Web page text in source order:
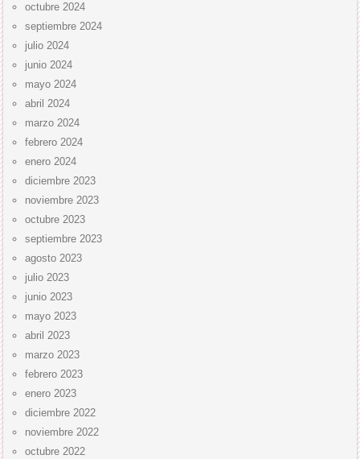
octubre 2024
septiembre 2024
julio 2024
junio 2024
mayo 2024
abril 2024
marzo 2024
febrero 2024
enero 2024
diciembre 2023
noviembre 2023
octubre 2023
septiembre 2023
agosto 2023
julio 2023
junio 2023
mayo 2023
abril 2023
marzo 2023
febrero 2023
enero 2023
diciembre 2022
noviembre 2022
octubre 2022